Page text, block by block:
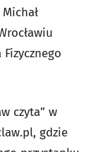
czyta” w
gdzie